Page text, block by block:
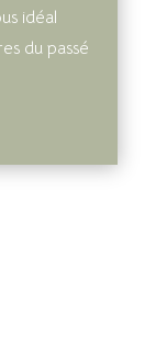
idéal
du passé